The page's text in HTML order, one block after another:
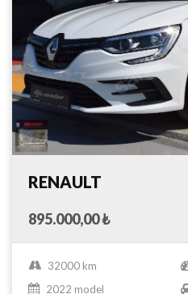
RENAULT
895.000,00 ₺
32000 km
2022 model